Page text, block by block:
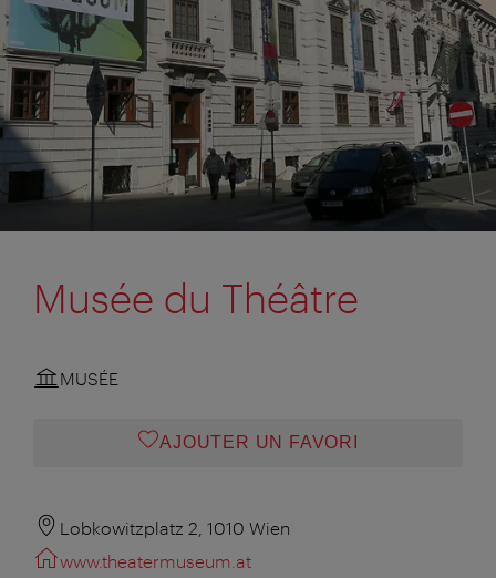
Musée du Théâtre
MUSÉE
AJOUTER UN FAVORI
Lobkowitzplatz 2, 1010 Wien
www.theatermuseum.at